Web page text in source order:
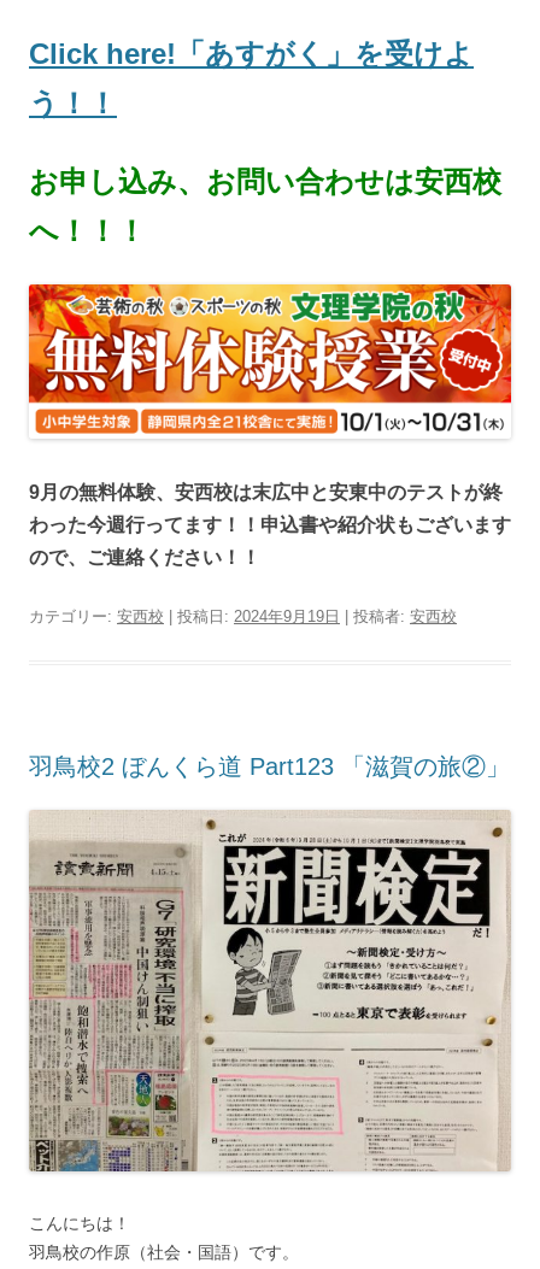
Click here!「あすがく」を受けよ
う！！
お申し込み、お問い合わせは安西校
へ！！！
9月の無料体験、安西校は末広中と安東中のテストが終
わった今週行ってます！！申込書や紹介状もございます
ので、ご連絡ください！！
カテゴリー: 安西校 | 投稿日: 2024年9月19日 投稿者: 安西校
羽鳥校2 ぼんくら道 Part123 「滋賀の旅②」
こんにちは！
羽鳥校の作原（社会・国語）です。